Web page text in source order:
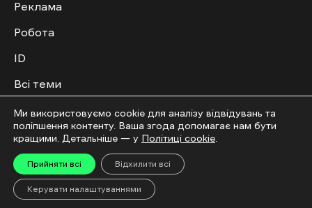
Реклама
Робота
ID
Всі теми
Публічний договір
Мультимедіа
Відео
Фото
Спільнота
Приєднатись
Ми використовуємо cookie для аналізу відвідувань та
поліпшення контенту. Ваша згода допомагає нам бути
кращими. Детальніше — у Політиці cookie
Прийняти всі Відхилити всі
Керувати налаштуваннями